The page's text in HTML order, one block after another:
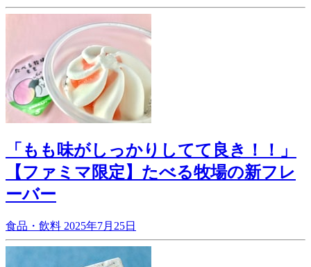
「もも味がしっかりしてて良き！！」
【ファミマ限定】たべる牧場の新フレ
ーバー
食品・飲料 2025年7月25日